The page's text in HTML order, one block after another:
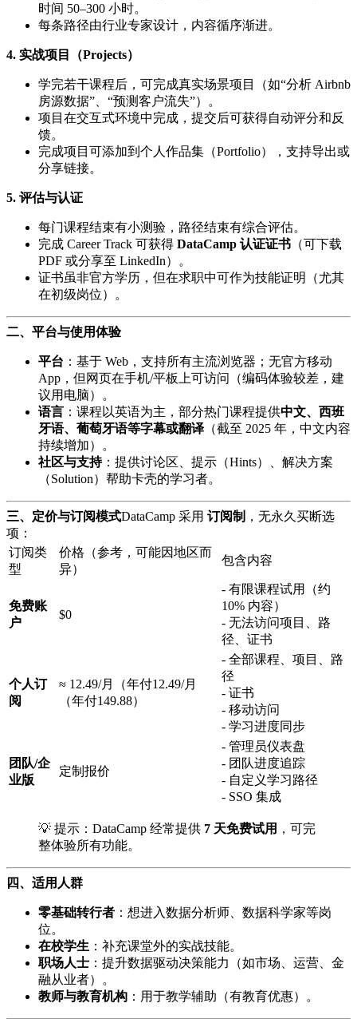
时间 50–300 小时。
每条路径由行业专家设计，内容循序渐进。
4. 实战项目（Projects）
学完若干课程后，可完成真实场景项目（如“分析 Airbnb
房源数据”、“预测客户流失”）。
项目在交互式环境中完成，提交后可获得自动评分和反
馈。
完成项目可添加到个人作品集（Portfolio），支持导出或
分享链接。
5. 评估与认证
每门课程结束有小测验，路径结束有综合评估。
完成 Career Track 可获得 DataCamp 认证证书 （可下载
PDF 或分享至 LinkedIn）。
证书虽非官方学历，但在求职中可作为技能证明（尤其
在初级岗位）。
二、平台与使用体验
平台 ：基于 Web，支持所有主流浏览器；无官方移动
App，但网页在手机/平板上可访问（编码体验较差，建
议用电脑）。
语言 ：课程以英语为主，部分热门课程提供中文、西班
牙语、葡萄牙语等字幕或翻译 （截至 2025 年，中文内容
持续增加）。
社区与支持：提供讨论区、提示（Hints）、解决方案
（Solution）帮助卡壳的学习者。
三、定价与订阅模式DataCamp 采用 订阅制 ，无永久买断选
项：
订阅类
型
价格（参考，可能因地区而
异）
包含内容
免费账
户
$0
- 有限课程试用（约
10% 内容）
- 无法访问项目、路
径、证书
个人订
阅
≈ 12.49/月（年付12.49/月
（年付149.88）
- 全部课程、项目、路
径
- 证书
- 移动访问
- 学习进度同步
团队/企
业版
定制报价
- 管理员仪表盘
- 团队进度追踪
- 自定义学习路径
- SSO 集成
💡 提示：DataCamp 经常提供 7 天免费试用 ，可完
整体验所有功能。
四、适用人群
零基础转行者 ：想进入数据分析师、数据科学家等岗
位。
在校学生 ：补充课堂外的实战技能。
职场人士 ：提升数据驱动决策能力（如市场、运营、金
融从业者）。
教师与教育机构 ：用于教学辅助（有教育优惠）。